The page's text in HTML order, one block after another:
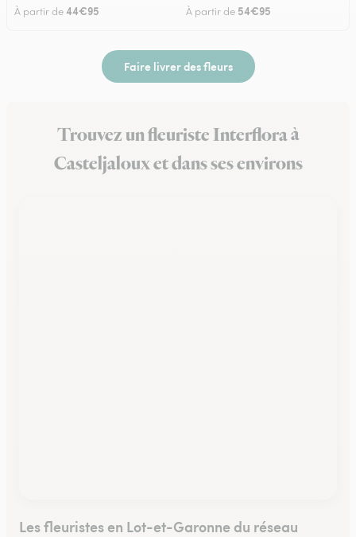
À partir de44€95 À partir de 54€95
Faire livrer des fleurs
Trouvez un fleuriste Interflora à
Casteljaloux et dans ses environs
Les fleuristes en Lot-et-Garonne du réseau